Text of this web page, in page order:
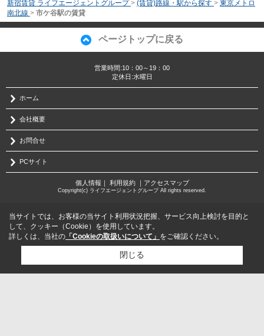
新宿賃貸 ライフエージェントグループ > (賃貸)路線・駅から探す > 東京メトロ
南北線 > 市ケ谷駅の賃貸
ページトップに戻る
営業時間:10：00～19：00
定休日:水曜日
ホーム
会社概要
お問合せ
PCサイト
個人情報 ｜ 利用規約｜ アクセスマップ
Copyright(c) ライフエージェントグループ All rights reserved.
当サイトでは、お客様の当サイト利用状況把握、サービス向上検討を目的と
して、クッキー（Cookie）を使用しています。
詳しくは、当社の 「Cookieの取扱いについて」 をご確認ください。
閉じる